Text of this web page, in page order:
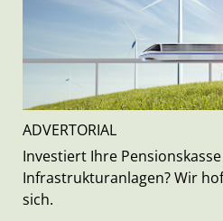
ADVERTORIAL
Investiert Ihre
Infrastrukturanlagen? Wir
sich.